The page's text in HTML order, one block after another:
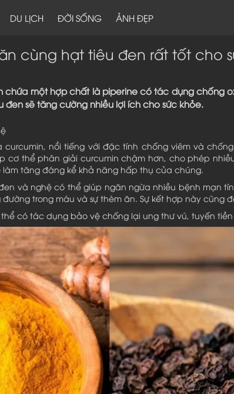
DU LỊCH ĐỜI SỐNG ẢNH ĐẸP
cùng hạt tiêu đen rất tốt cho
chứa một hợp chất là piperine có tác dụng chống
đen sẽ tăng cường nhiều lợi ích cho sức khỏe.
curcumin, nổi tiếng với đặc tính chống viêm và
cơ thể phân giải curcumin chậm hơn, cho phép
tăng đáng kể khả năng hấp thụ của chúng.
và nghệ có thể giúp ngăn ngừa nhiều bệnh mạn
trong máu và sự thèm ăn. Sự kết hợp này
có tác dụng bảo vệ chống lại ung thư vú, tuyến